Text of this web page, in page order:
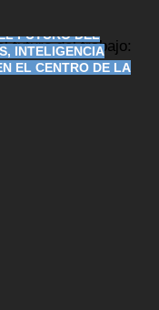
FUTURO DEL
INTELIGENCIA
EL CENTRO DE LA